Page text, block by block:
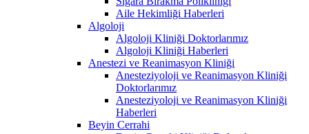
Aile Hekimliği Haberleri
Algoloji
Algoloji Kliniği Doktorlarımız
Algoloji Kliniği Haberleri
Anestezi ve Reanimasyon Kliniği
Anesteziyoloji ve Reanimasyon Kliniği
Doktorlarımız
Anesteziyoloji ve Reanimasyon Kliniği
Haberleri
Beyin Cerrahi